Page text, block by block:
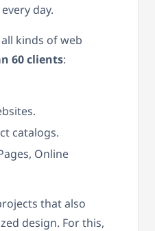
day.
kinds of web
60 clients:
catalogs.
Online
that also
design. For this,